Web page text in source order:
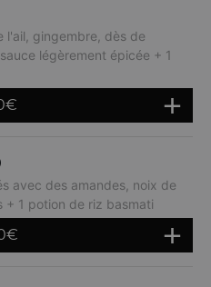
l'ail, gingembre, dès de
légèrement épicée + 1
€
avec des amandes, noix de
+ 1 potion de riz basmati
€